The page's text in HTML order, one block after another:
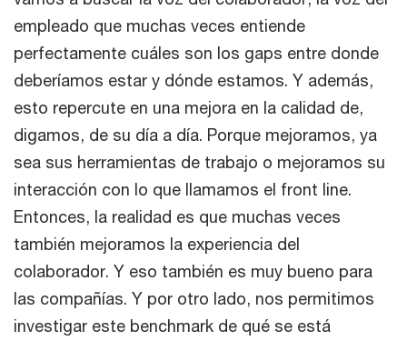
empleado que muchas veces entiende
perfectamente cuáles son los gaps entre donde
deberíamos estar y dónde estamos. Y además,
esto repercute en una mejora en la calidad de,
digamos, de su día a día. Porque mejoramos, ya
sea sus herramientas de trabajo o mejoramos su
interacción con lo que llamamos el front line.
Entonces, la realidad es que muchas veces
también mejoramos la experiencia del
colaborador. Y eso también es muy bueno para
las compañías. Y por otro lado, nos permitimos
investigar este benchmark de qué se está